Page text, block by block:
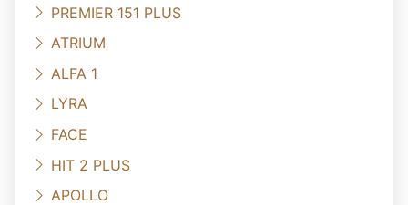
PREMIER 151 PLUS
ATRIUM
ALFA 1
LYRA
FACE
HIT 2 PLUS
APOLLO